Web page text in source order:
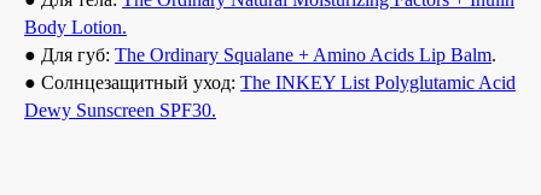
Body Lotion.
● Для губ: The Ordinary Squalane + Amino Acids Lip Balm.
● Солнцезащитный уход: The INKEY List Polyglutamic Acid
Dewy Sunscreen SPF30.